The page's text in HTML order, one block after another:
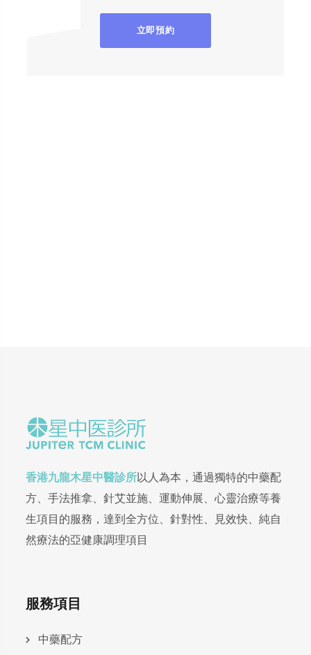
立即預約
香港九龍木星中醫診所以人為本，通過獨特的中藥配
方、手法推拿、針艾並施、運動伸展、心靈治療等養
生項目的服務，達到全方位、針對性、見效快、純自
然療法的亞健康調理項目
服務項目
中藥配方